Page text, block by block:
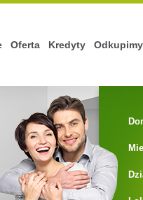
Oferta Kredyty Odkupimy